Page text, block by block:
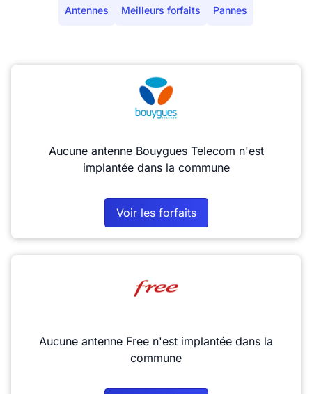
Antennes Meilleurs forfaits Pannes
Aucune antenne Bouygues Telecom n'est
implantée dans la commune
Voir les forfaits
Aucune antenne Free n'est implantée dans la
commune